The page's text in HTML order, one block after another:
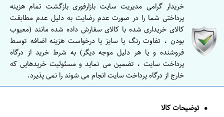
خریدار گرامی مدیریت سایت بازارفوری بازگشت تمام هزینه
پرداختی شما را در صورت عدم رضایت به دلیل عدم مطابقت
کالای خریداری شده با کالای سفارش داده شده مانند (معیوب
بودن ، تفاوت رنگ یا سایز یا درخواست هزینه اضافه توسط
فروشنده و یا هر دلیل موجه دیگر) به شرط خرید از درگاه
پرداخت سایت ، تضمین می نماید و مسئولیت خریدهایی که
خارج از درگاه پرداخت سایت انجام می شوند را نمی پذیرد.
توضیحات کالا